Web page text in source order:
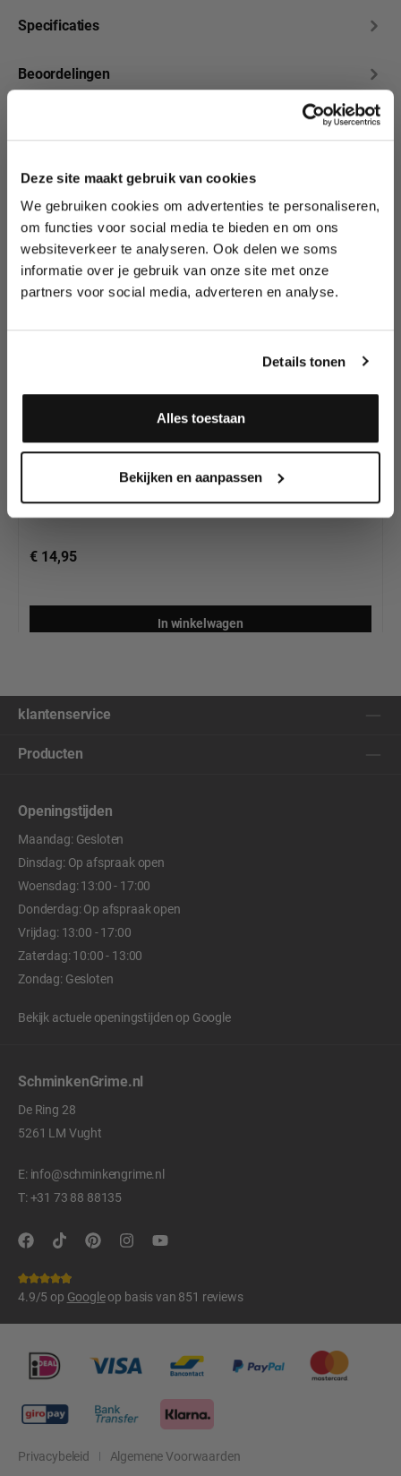
Deze site maakt gebruik van cookies
We gebruiken cookies om advertenties te personaliseren,
om functies voor social media te bieden en om ons
websiteverkeer te analyseren. Ook delen we soms
informatie over je gebruik van onze site met onze
partners voor social media, adverteren en analyse.
Details tonen
Alles toestaan
Bekijken en aanpassen
Specificaties
Beoordelingen
Productgalerij overslaan
Transformeer je look
met onze Woochie
Prosthetics!
Woochie Latex Steampunk Set
€ 14,95
In winkelwagen
klantenservice
Producten
Openingstijden
Maandag: Gesloten
Dinsdag: Op afspraak open
Woensdag: 13:00 - 17:00
Donderdag: Op afspraak open
Vrijdag: 13:00 - 17:00
Zaterdag: 10:00 - 13:00
Zondag: Gesloten
Bekijk actuele openingstijden op Google
SchminkenGrime.nl
De Ring 28
5261 LM Vught
E: info@schminkengrime.nl
T:+31 73 88 88135
4.9/5 op Googleop basis van 851 reviews
Privacybeleid Algemene Voorwaarden
10% korting?
Lees als eerste over nieuwe producten,
tutorials, aanbiedingen, evenementen,
wedstrijden en meer.
Meld je aan en ontvang direct
Ja, ik meld me aan